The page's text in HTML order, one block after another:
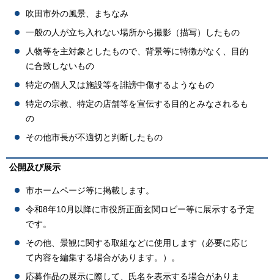
吹田市外の風景、まちなみ
一般の人が立ち入れない場所から撮影（描写）したもの
人物等を主対象としたもので、背景等に特徴がなく、目的
に合致しないもの
特定の個人又は施設等を誹謗中傷するようなもの
特定の宗教、特定の店舗等を宣伝する目的とみなされるも
の
その他市長が不適切と判断したもの
公開及び展示
市ホームページ等に掲載します。
令和8年10月以降に市役所正面玄関ロビー等に展示する予定
です。
その他、景観に関する取組などに使用します（必要に応じ
て内容を編集する場合があります。）。
応募作品の展示に際して、氏名を表示する場合がありま